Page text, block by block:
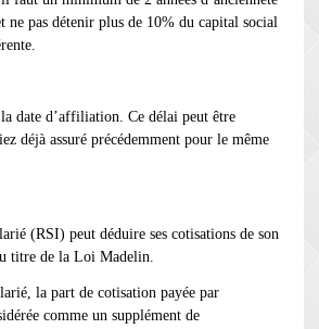
ne pas détenir plus de 10% du capital social
date d’affiliation. Ce délai peut être
déjà assuré précédemment pour le même
(RSI) peut déduire ses cotisations de son
titre de la Loi Madelin.
la part de cotisation payée par
comme un supplément de